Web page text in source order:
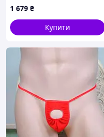
9K56373X
1 679 ₴
Купити